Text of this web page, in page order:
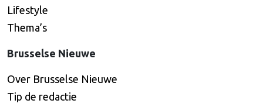
Lifestyle
Thema’s
Brusselse Nieuwe
Over Brusselse Nieuwe
Tip de redactie